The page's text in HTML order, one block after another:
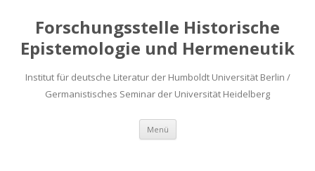
Forschungsstelle Historische
Epistemologie und Hermeneutik
Institut für deutsche Literatur der Humboldt Universität Berlin /
Germanistisches Seminar der Universität Heidelberg
Menü Zum
springen